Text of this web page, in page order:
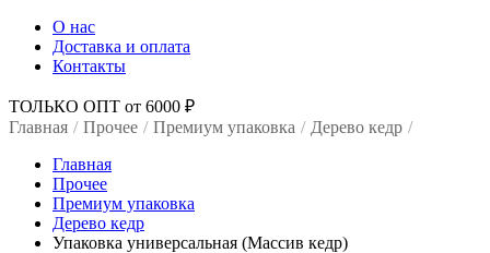
О нас
Доставка и оплата
Контакты
ТОЛЬКО ОПТ от 6000 ₽
Главная / Прочее / Премиум упаковка / Дерево кедр /
Главная
Прочее
Премиум упаковка
Дерево кедр
Упаковка универсальная (Массив кедр)